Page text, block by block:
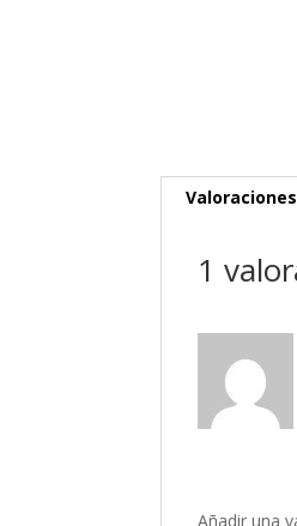
1
Añadir una